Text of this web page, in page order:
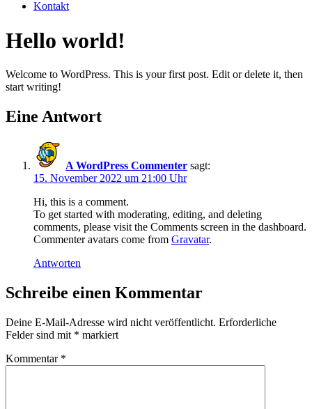
Kontakt
Hello world!
Welcome to WordPress. This is your first post. Edit or delete it, then
start writing!
Eine Antwort
A WordPress Commenter sagt:
15. November 2022 um 21:00 Uhr
Hi, this is a comment.
To get started with moderating, editing, and deleting
comments, please visit the Comments screen in the dashboard.
Commenter avatars come from Gravatar.
Antworten
Schreibe einen Kommentar
Deine E-Mail-Adresse wird nicht veröffentlicht. Erforderliche
Felder sind mit * markiert
Kommentar *